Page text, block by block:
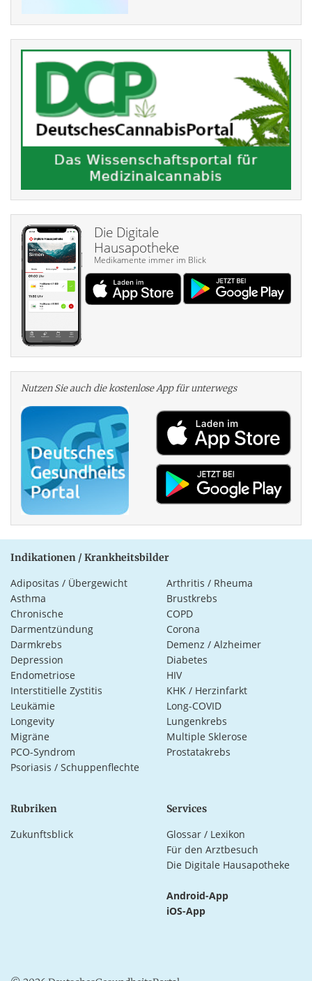
Die Digitale
Hausapotheke
Medikamente immer im Blick
Nutzen Sie auch die kosten­lose App für unterwegs
Indikationen / Krankheitsbilder
Adipositas / Übergewicht
Arthritis / Rheuma
Asthma
Brustkrebs
Chronische
Darmentzündung
COPD
Corona
Darmkrebs
Demenz / Alzheimer
Depression
Diabetes
Endometriose
HIV
Interstitielle Zystitis
KHK / Herzinfarkt
Leukämie
Long-COVID
Longevity
Lungenkrebs
Migräne
Multiple Sklerose
PCO-Syndrom
Prostatakrebs
Psoriasis / Schuppenflechte
Rubriken
Zukunftsblick
Services
Glossar / Lexikon
Für den Arztbesuch
Die Digitale Hausapotheke
Android-App
iOS-App